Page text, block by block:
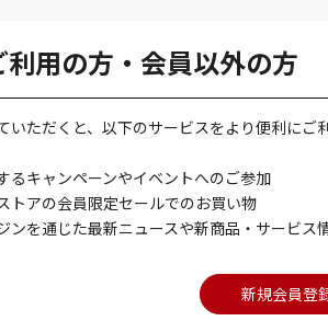
用の方・会員以外の方
いただくと、以下のサービスをより便利にご
るキャンペーンやイベントへのご参加
トアの会員限定セールでのお買い物
ンを通じた最新ニュースや新商品・サービ